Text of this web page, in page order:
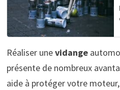
Réaliser unevidange
présente de nombreux
aide à protéger votre